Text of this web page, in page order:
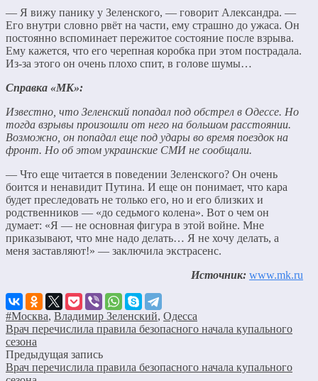
— Я вижу панику у Зеленского, — говорит Александра. —
Его внутри словно рвёт на части, ему страшно до ужаса. Он
постоянно вспоминает пережитое состояние после взрыва.
Ему кажется, что его черепная коробка при этом пострадала.
Из-за этого он очень плохо спит, в голове шумы…
Справка «МК»:
Известно, что Зеленский попадал под обстрел в Одессе. Но
тогда взрывы произошли от него на большом расстоянии.
Возможно, он попадал еще под удары во время поездок на
фронт. Но об этом украинские СМИ не сообщали.
— Что еще читается в поведении Зеленского? Он очень
боится и ненавидит Путина. И еще он понимает, что кара
будет преследовать не только его, но и его близких и
родственников — «до седьмого колена». Вот о чем он
думает: «Я — не основная фигура в этой войне. Мне
приказывают, что мне надо делать… Я не хочу делать, а
меня заставляют!» — заключила экстрасенс.
Источник: www.mk.ru
#Москва, Владимир Зеленский, Одесса
Врач перечислила правила безопасного начала купального
сезона
Предыдущая запись
Врач перечислила правила безопасного начала купального